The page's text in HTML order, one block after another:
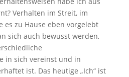
Verhalten im Streit, im
es zu Hause eben vorgelebt
sich auch bewusst werden,
in sich vereinst und in
ist. Das heutige „Ich“ ist